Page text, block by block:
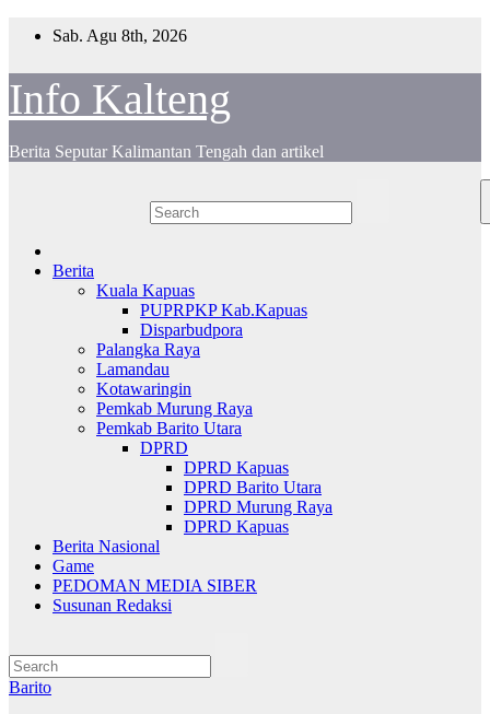
Sab. Agu 8th, 2026
Info Kalteng
Berita Seputar Kalimantan Tengah dan artikel
Berita
Kuala Kapuas
PUPRPKP Kab.Kapuas
Disparbudpora
Palangka Raya
Lamandau
Kotawaringin
Pemkab Murung Raya
Pemkab Barito Utara
DPRD
DPRD Kapuas
DPRD Barito Utara
DPRD Murung Raya
DPRD Kapuas
Berita Nasional
Game
PEDOMAN MEDIA SIBER
Susunan Redaksi
Barito